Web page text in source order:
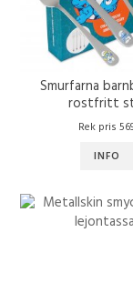
Smurfarna
rostfritt
Rek pris
INFO